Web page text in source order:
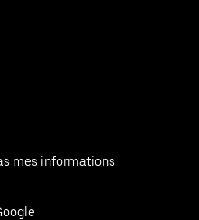
mes informations